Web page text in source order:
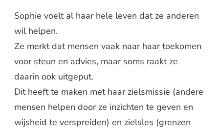
Sophie voelt al haar hele leven dat ze anderen
wil helpen.
Ze merkt dat mensen vaak naar haar toekomen
voor steun en advies, maar soms raakt ze
daarin ook uitgeput.
Dit heeft te maken met haar zielsmissie (andere
mensen helpen door ze inzichten te geven en
wijsheid te verspreiden) en zielsles (grenzen